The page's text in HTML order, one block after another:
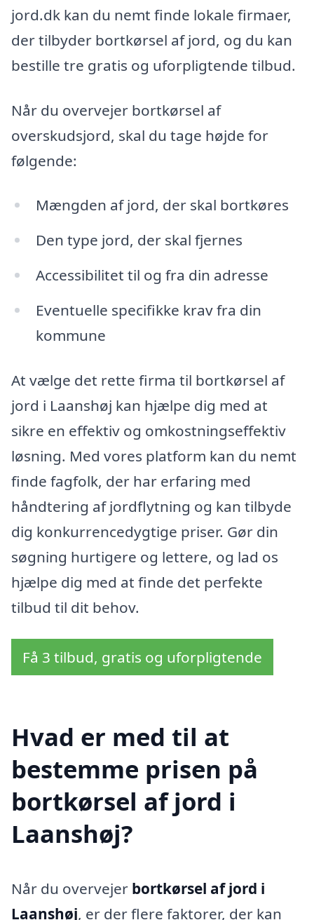
jord.dk kan du nemt finde lokale firmaer,
der tilbyder bortkørsel af jord, og du kan
bestille tre gratis og uforpligtende tilbud.
Når du overvejer bortkørsel af
overskudsjord, skal du tage højde for
følgende:
Mængden af jord, der skal bortkøres
Den type jord, der skal fjernes
Accessibilitet til og fra din adresse
Eventuelle specifikke krav fra din
kommune
At vælge det rette firma til bortkørsel af
jord i Laanshøj kan hjælpe dig med at
sikre en effektiv og omkostningseffektiv
løsning. Med vores platform kan du nemt
finde fagfolk, der har erfaring med
håndtering af jordflytning og kan tilbyde
dig konkurrencedygtige priser. Gør din
søgning hurtigere og lettere, og lad os
hjælpe dig med at finde det perfekte
tilbud til dit behov.
Få 3 tilbud, gratis og uforpligtende
Hvad er med til at
bestemme prisen på
bortkørsel af jord i
Laanshøj?
Når du overvejer bortkørsel af jord i
Laanshøj, er der flere faktorer, der kan